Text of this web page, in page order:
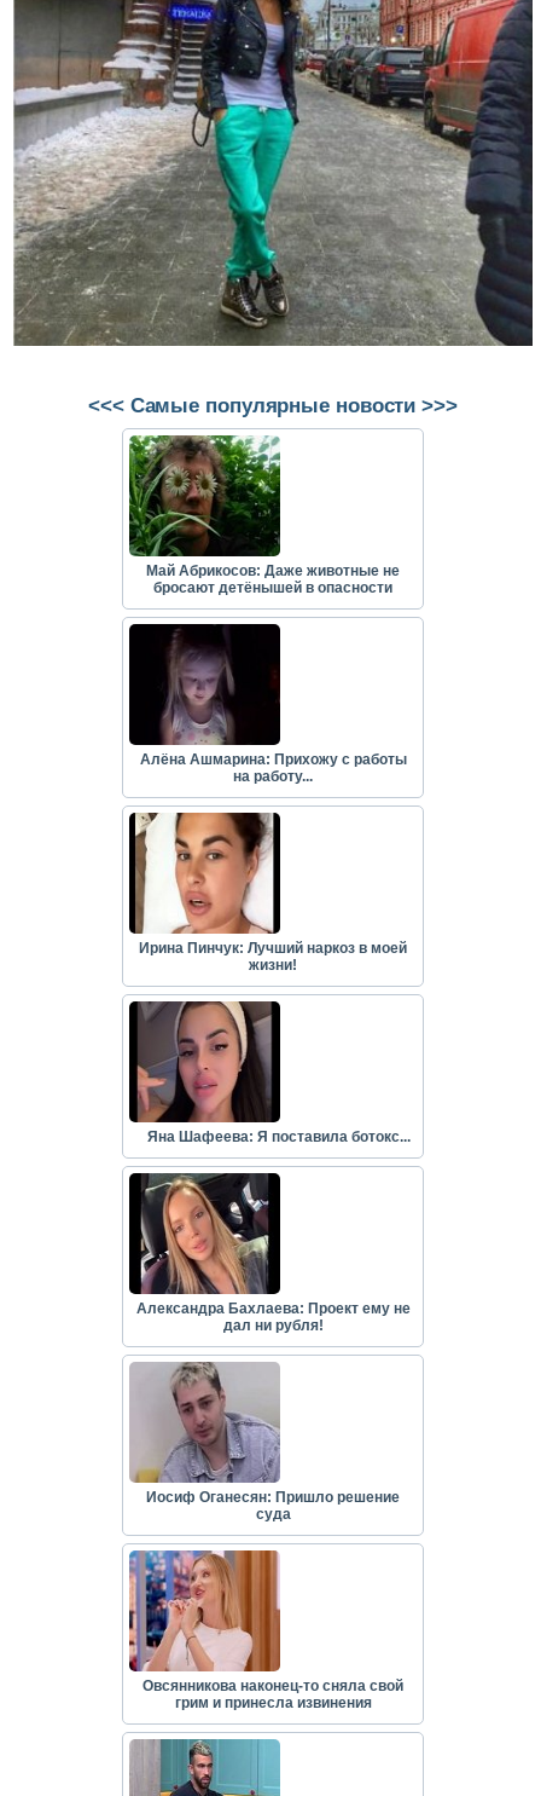
<<< Самые популярные новости >>>
Май Абрикосов: Даже животные не
бросают детёнышей в опасности
Алёна Ашмарина: Прихожу с работы
на работу...
Ирина Пинчук: Лучший наркоз в моей
жизни!
Яна Шафеева: Я поставила ботокс...
Александра Бахлаева: Проект ему не
дал ни рубля!
Иосиф Оганесян: Пришло решение
суда
Овсянникова наконец-то сняла свой
грим и принесла извинения